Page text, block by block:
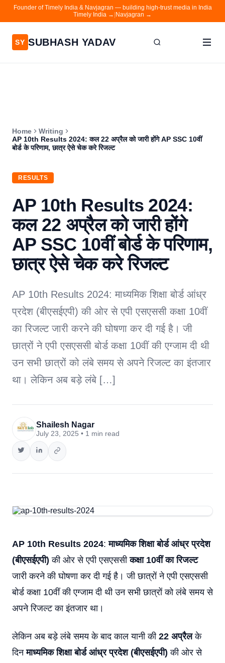
Founder of Timely India & Navjagran — building high-trust media in India
Timely India → Navjagran →
SY SUBHASH YADAV
Contact
Navjagran
Home
Writing
AP 10th Results 2024: कल 22 अप्रैल को जारी होंगे AP SSC 10वीं
बोर्ड के परिणाम, छात्र ऐसे चेक करे रिजल्ट
RESULTS
AP 10th Results 2024:
कल 22 अप्रैल को जारी होंगे
AP SSC 10वीं बोर्ड के परिणाम,
छात्र ऐसे चेक करे रिजल्ट
AP 10th Results 2024: माध्यमिक शिक्षा बोर्ड आंध्र
प्रदेश (बीएसईएपी) की ओर से एपी एसएससी कक्षा 10वीं
का रिजल्ट जारी करने की घोषणा कर दी गई है। जी
छात्रों ने एपी एसएससी बोर्ड कक्षा 10वीं की एग्जाम दी थी
उन सभी छात्रों को लंबे समय से अपने रिजल्ट का इंतजार
था। लेकिन अब बड़े लंबे […]
Shailesh Nagar
July 23, 2025 • 1 min read
AP 10th Results 2024:माध्यमिक शिक्षा बोर्ड आंध्र प्रदेश
(बीएसईएपी) की ओर से एपी एसएससीकक्षा 10वीं का रिजल्ट
जारी करने की घोषणा कर दी गई है। जी छात्रों ने एपी एसएससी
बोर्ड कक्षा 10वीं की एग्जाम दी थी उन सभी छात्रों को लंबे समय से
अपने रिजल्ट का इंतजार था।
लेकिन अब बड़े लंबे समय के बाद काल यानी की 22 अप्रैलके
दिनमाध्यमिक शिक्षा बोर्ड आंध्र प्रदेश (बीएसईएपी) की ओर से